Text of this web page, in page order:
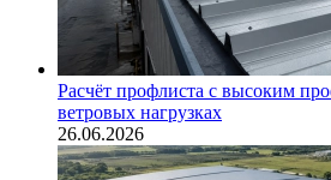
Расчёт профлиста с высоким
ветровых нагрузках
26.06.2026